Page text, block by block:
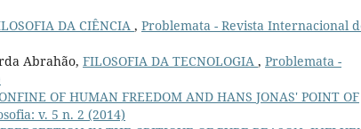
DA CIÊNCIA , Problemata - Revista Internacional
Abrahão, FILOSOFIA DA TECNOLOGIA , Problemata -
OF HUMAN FREEDOM AND HANS JONAS' POINT OF
v. 5 n. 2 (2014)